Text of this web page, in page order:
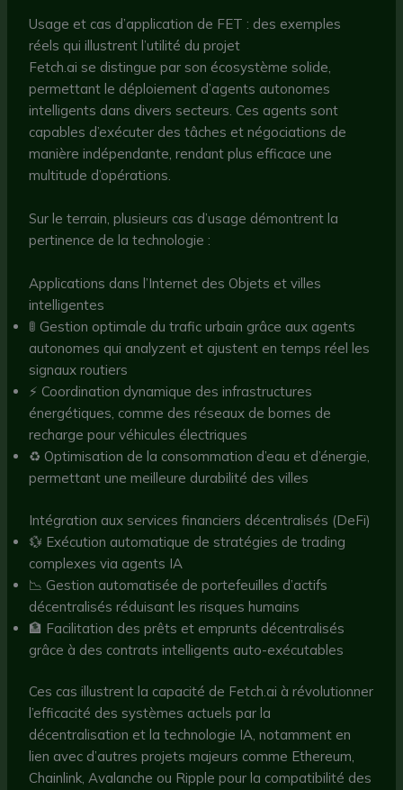
Usage et cas d’application de FET : des exemples
réels qui illustrent l’utilité du projet
Fetch.ai se distingue par son écosystème solide,
permettant le déploiement d’agents autonomes
intelligents dans divers secteurs. Ces agents sont
capables d’exécuter des tâches et négociations de
manière indépendante, rendant plus efficace une
multitude d’opérations.
Sur le terrain, plusieurs cas d’usage démontrent la
pertinence de la technologie :
Applications dans l’Internet des Objets et villes
intelligentes
🚦 Gestion optimale du trafic urbain grâce aux agents
autonomes qui analyzent et ajustent en temps réel les
signaux routiers
⚡️ Coordination dynamique des infrastructures
énergétiques, comme des réseaux de bornes de
recharge pour véhicules électriques
♻️ Optimisation de la consommation d’eau et d’énergie,
permettant une meilleure durabilité des villes
Intégration aux services financiers décentralisés (DeFi)
💱 Exécution automatique de stratégies de trading
complexes via agents IA
📉 Gestion automatisée de portefeuilles d’actifs
décentralisés réduisant les risques humains
🏦 Facilitation des prêts et emprunts décentralisés
grâce à des contrats intelligents auto-exécutables
Ces cas illustrent la capacité de Fetch.ai à révolutionner
l’efficacité des systèmes actuels par la
décentralisation et la technologie IA, notamment en
lien avec d’autres projets majeurs comme Ethereum,
Chainlink, Avalanche ou Ripple pour la compatibilité des